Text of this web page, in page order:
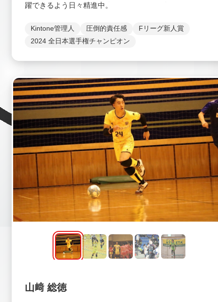
躍できるよう日々精進中。
Kintone管理人 圧倒的責任感
Fリーグ新人賞
2024 全日本選手権チャンピオン
山﨑 総徳